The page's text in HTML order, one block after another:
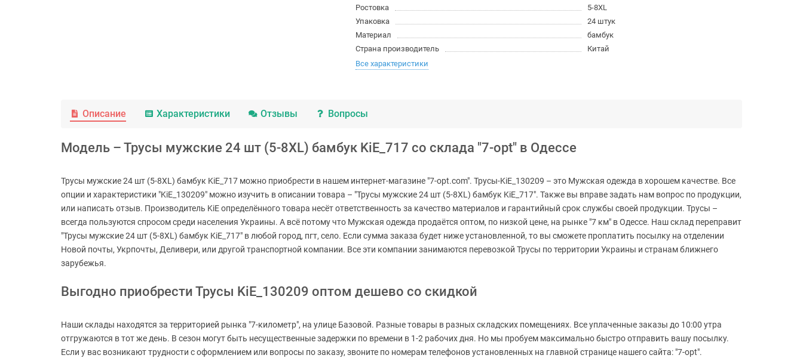
Ростовка
5-8XL
Упаковка
24 штук
Материал
бамбук
Страна производитель
Китай
Все характеристики
Описание Характеристики Отзывы Вопросы
Модель – Трусы мужские 24 шт (5-8XL) бамбук KiE_717 со склада "7-opt" в Одессе
Трусы мужские 24 шт (5-8XL) бамбук KiE_717 можно приобрести в нашем интернет-магазине "7-opt.com". Трусы-KiE_130209 – это Мужская одежда в хорошем качестве. Все
опции и характеристики "KiE_130209" можно изучить в описании товара – "Трусы мужские 24 шт (5-8XL) бамбук KiE_717". Также вы вправе задать нам вопрос по продукции,
или написать отзыв. Производитель KiE определённого товара несёт ответственность за качество материалов и гарантийный срок службы своей продукции. Трусы –
всегда пользуются спросом среди населения Украины. А всё потому что Мужская одежда продаётся оптом, по низкой цене, на рынке "7 км" в Одессе. Наш склад переправит
"Трусы мужские 24 шт (5-8XL) бамбук KiE_717" в любой город, пгт, село. Если сумма заказа будет ниже установленной, то вы сможете проплатить посылку на отделении
Новой почты, Укрпочты, Деливери, или другой транспортной компании. Все эти компании занимаются перевозкой Трусы по территории Украины и странам ближнего
зарубежья.
Выгодно приобрести Трусы KiE_130209 оптом дешево со скидкой
Наши склады находятся за территорией рынка "7-километр", на улице Базовой. Разные товары в разных складских помещениях. Все уплаченные заказы до 10:00 утра
отгружаются в тот же день. В сезон могут быть несущественные задержки по времени в 1-2 рабочих дня. Но мы пробуем максимально быстро отправить вашу посылку.
Если у вас возникают трудности с оформлением или вопросы по заказу, звоните по номерам телефонов установленных на главной странице нашего сайта: "7-opt".